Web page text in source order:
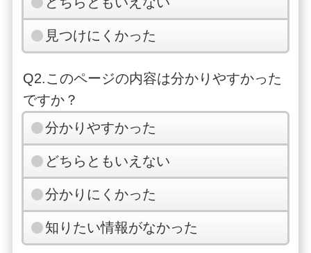
見つけにくかった
Q2.このページの内容は分かりやすかった
ですか？
分かりやすかった
どちらともいえない
分かりにくかった
知りたい情報がなかった